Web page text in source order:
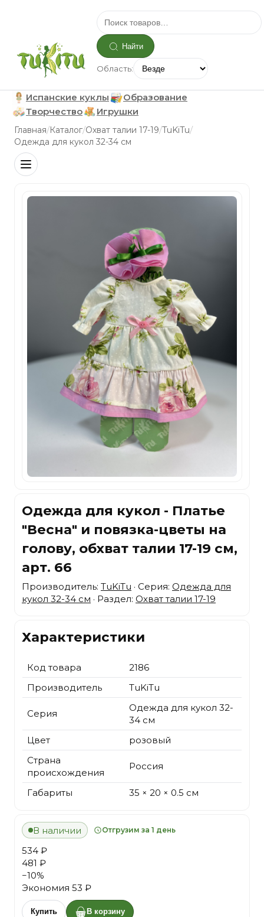
Найти
Область:
Испанские куклы
Образование
Творчество
Игрушки
Главная/Каталог/Охват талии 17-19/TuKiTu/
Одежда для кукол 32-34 см
Одежда для кукол - Платье
"Весна" и повязка-цветы на
голову, обхват талии 17-19 см,
арт. 66
Производитель: TuKiTu · Серия: Одежда для
кукол 32-34 см · Раздел: Охват талии 17-19
Характеристики
Код товара
2186
Производитель
TuKiTu
Серия
Одежда для кукол 32-
34 см
Цвет
розовый
Страна
происхождения
Россия
Габариты 35 × 20 × 0.5 см
В наличии Отгрузим за 1 день
534 ₽
481 ₽
−10%
Экономия 53 ₽
Купить В корзину